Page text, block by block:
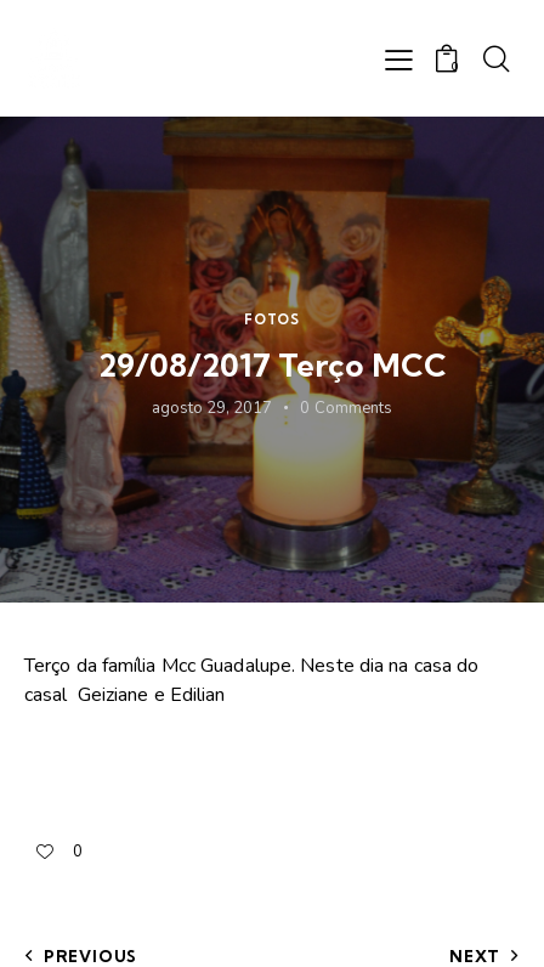
0
FOTOS
29/08/2017 Terço MCC
agosto 29, 2017 0 Comments
Terço da família Mcc Guadalupe. Neste dia na casa do
casal Geiziane e Edilian
0
PREVIOUS NEXT